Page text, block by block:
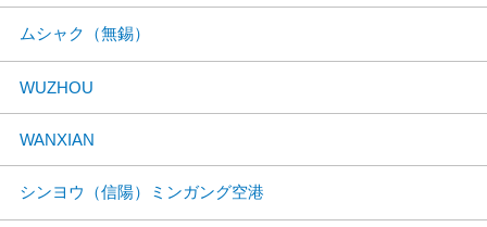
ムシャク（無錫）
WUZHOU
WANXIAN
シンヨウ（信陽）ミンガング空港